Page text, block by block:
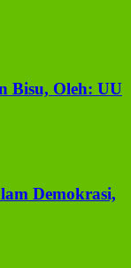
Bisu, Oleh: UU
Demokrasi,